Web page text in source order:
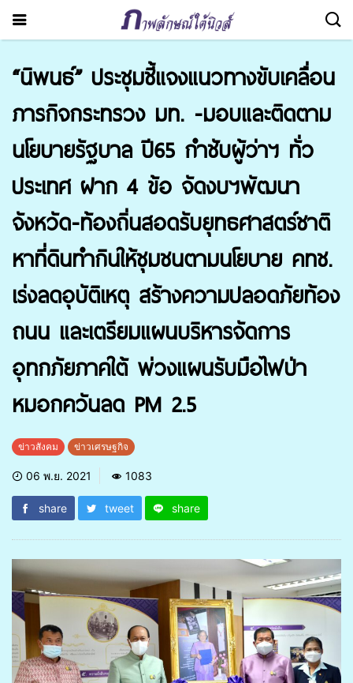
“นิพนธ์” ประชุมชี้แจงแนวทางขับเคลื่อน
ภารกิจกระทรวง มท. -มอบและติดตาม
นโยบายรัฐบาล ปี65 กำชับผู้ว่าฯ ทั่ว
ประเทศ ฝาก 4 ข้อ จัดงบฯพัฒนา
จังหวัด-ท้องถิ่นสอดรับยุทธศาสตร์ชาติ
หาที่ดินทำกินให้ชุมชนตามนโยบาย คทช.
เร่งลดอุบัติเหตุ สร้างความปลอดภัยท้อง
ถนน และเตรียมแผนบริหารจัดการ
อุทกภัยภาคใต้ พ่วงแผนรับมือไฟป่า
หมอกควันลด PM 2.5
ข่าวสังคม ข่าวเศรษฐกิจ
06 พ.ย. 2021 1083
share tweet share